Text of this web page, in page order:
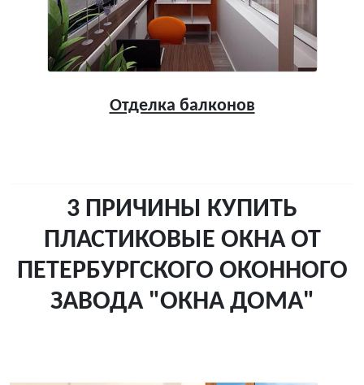
Отделка балконов
3 ПРИЧИНЫ КУПИТЬ
ПЛАСТИКОВЫЕ ОКНА ОТ
ПЕТЕРБУРГСКОГО ОКОННОГО
ЗАВОДА "ОКНА ДОМА"